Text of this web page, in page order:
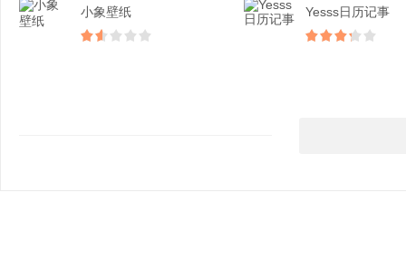
小象壁纸 Yesss日历记事